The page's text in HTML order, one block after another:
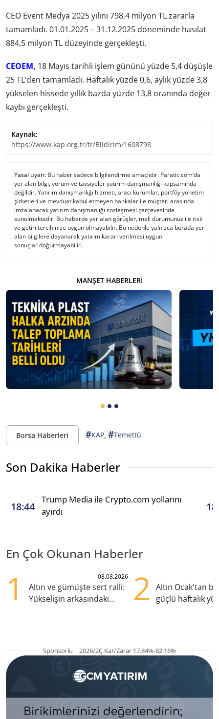
CEO Event Medya 2025 yılını 798,4 milyon TL zararla
tamamladı. 01.01.2025 – 31.12.2025 döneminde hasılat
884,5 milyon TL düzeyinde gerçekleşti.
CEOEM, 18 Mayıs tarihli işlem gününü yüzde 5,4 düşüşle
25 TL’den tamamladı. Haftalık yüzde 0,6, aylık yüzde 3,8
yükselen hissede yıllık bazda yüzde 13,8 oranında değer
kaybı gerçekleşti.
Kaynak:
https://www.kap.org.tr/tr/Bildirim/1608798
Yasal uyarı: Bu haber sadece bilgilendirme amaçlıdır. Paratic.com’da
yer alan bilgi, yorum ve tavsiyeler yatırım danışmanlığı kapsamında
değildir. Yatırım danışmanlığı hizmeti, aracı kurumlar, portföy yönetim
şirketleri ve mevduat kabul etmeyen bankalar ile müşteri arasında
imzalanacak yatırım danışmanlığı sözleşmesi çerçevesinde
sunulmaktadır. Bu haberde yer alan görüşler, mali durumunuz ile risk
ve getiri tercihinize uygun olmayabilir. Bu nedenle yalnızca burada yer
alan bilgilere dayanarak yatırım kararı verilmesi uygun
sonuçlar doğurmayabilir.
MANŞET HABERLERI
Borsa Haberleri #KAP, #Temettü
Son Dakika Haberler
18:44
Trump Media ile Crypto.com yollarını
ayırdı
En Çok Okunan Haberler
1 08.08.2026
Altın ve gümüşte sert ralli:
Yükselişin arkasındaki
2
Altın Ocak'tan
güçlü haftalık
Sponsorlu | 2026/2Ç Kar/Zarar 17.84%-82.16%